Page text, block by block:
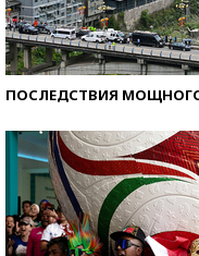
ПОСЛЕДСТВИЯ